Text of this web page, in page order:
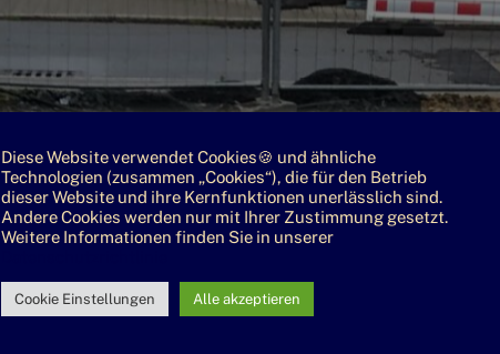
Diese Website verwendet Cookies🍪 und ähnliche
Technologien (zusammen „Cookies“), die für den Betrieb
dieser Website und ihre Kernfunktionen unerlässlich sind.
Andere Cookies werden nur mit Ihrer Zustimmung gesetzt.
Weitere Informationen finden Sie in unserer
Cookie Einstellungen Alle akzeptieren